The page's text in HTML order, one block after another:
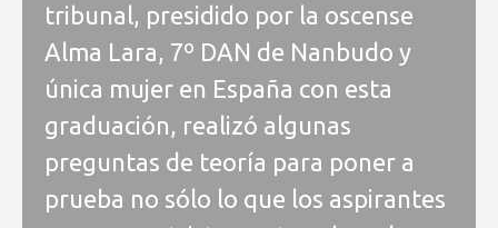
tribunal, presidido por la oscense
Alma Lara, 7º DAN de Nanbudo y
única mujer en España con esta
graduación, realizó algunas
preguntas de teoría para poner a
prueba no sólo lo que los aspirantes